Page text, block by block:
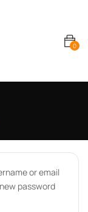
0
or email
password